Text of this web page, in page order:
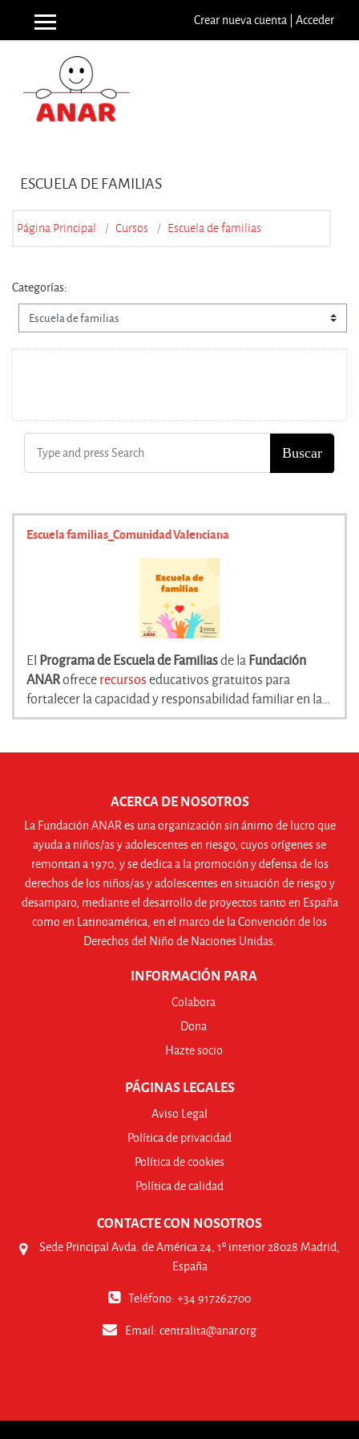
Panel lateral Crear nueva cuenta | Acceder
ESCUELA DE FAMILIAS
Página Principal Cursos Escuela de familias
Categorías:
Escuela familias_Comunidad Valenciana
El Programa de Escuela de Familiasde laFundación
ANARofrecerecursoseducativos gratuitos para
fortalecer la capacidad y responsabilidad familiar en la
crianza infantil. A través deguías en formato PDF y
promueveestilos de vida saludables, crianza positiva y
corresponsabilidad e igualdad en la
iniciativa está financiada por laGeneralitat Valencianaen el
marco de ayudas sociales. ¡Únete y accede a herramientas clave
para el bienestar infantil y familiar!
ACERCA DE NOSOTROS
La Fundación ANAR es una organización sin ánimo de lucro que
ayuda a niños/as y adolescentes en riesgo, cuyos orígenes se
remontan a 1970, y se dedica a la promoción y defensa de los
derechos de los niños/as y adolescentes en situación de riesgo y
desamparo, mediante el desarrollo de proyectos tanto en España
como en Latinoamérica, en el marco de la Convención de los
Derechos del Niño de Naciones Unidas.
INFORMACIÓN PARA
Colabora
Dona
Hazte socio
PÁGINAS LEGALES
Aviso Legal
Política de privacidad
Política de cookies
Política de calidad
CONTACTE CON NOSOTROS
Sede Principal Avda. de América 24, 1º interior 28028 Madrid,
España
Teléfono: +34 917262700
Email:centralita@anar.org